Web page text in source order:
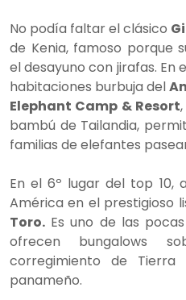
No podía faltar el clásico
de Kenia, famoso porque
el desayuno con jirafas. En
habitaciones burbuja del
Elephant Camp & Resort
bambú de Tailandia,
familias de elefantes
En el 6º lugar del top 10,
América en el prestigioso
Toro. Es uno de las
ofrecen bungalows
corregimiento de Tierra
panameño.